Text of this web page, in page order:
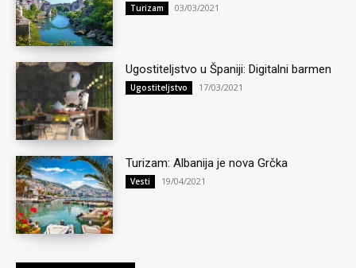
Turizam 03/03/2021
Ugostiteljstvo u Španiji: Digitalni barmen
Ugostiteljstvo 17/03/2021
Turizam: Albanija je nova Grčka
Vesti 19/04/2021